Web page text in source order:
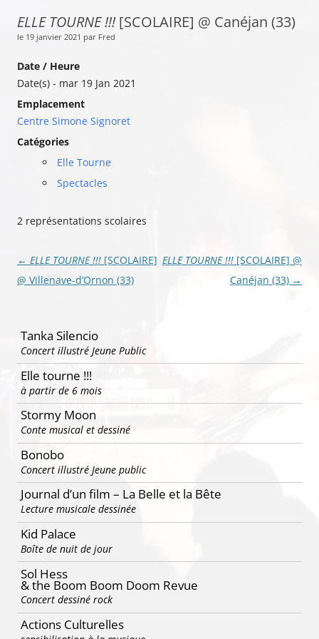
ELLE TOURNE !!![SCOLAIRE] @ Canéjan (33)
le 19 janvier 2021 par Fred
Date / Heure
Date(s) - mar 19 Jan 2021
Emplacement
Centre Simone Signoret
Catégories
Elle Tourne
Spectacles
2 représentations scolaires
Navigation
des
← ELLE TOURNE !!! [SCOLAIRE]
@ Villenave-d’Ornon (33)
ELLE TOURNE !!! [SCOLAIRE] @
Canéjan (33) →
Tanka Silencio
Concert illustré Jeune Public
Elle tourne !!!
à partir de 6 mois
Stormy Moon
Conte musical et dessiné
Bonobo
Concert illustré Jeune public
Journal d’un film – La Belle et la Bête
Lecture musicale dessinée
Kid Palace
Boîte de nuit de jour
Sol Hess
& the Boom Boom Doom Revue
Concert dessiné rock
Actions Culturelles